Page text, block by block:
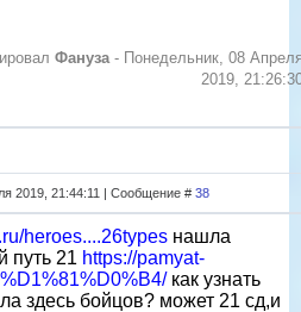
Фануза - Понедельник, 08
2019,
2019, 21:44:11 | Сообщение # 38
heroes....26types нашла
путь 21 https://pamyat-
как узнать
здесь бойцов? может 21 сд,и